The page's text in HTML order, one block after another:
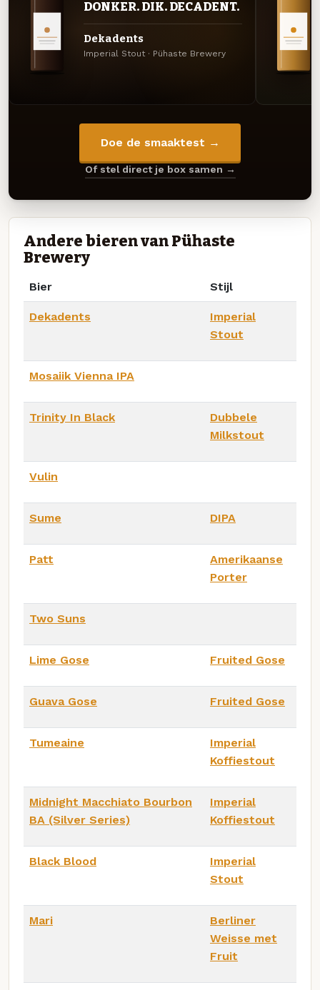
DONKER. DIK. DECADENT.
Dekadents
Imperial Stout · Pühaste Brewery
Doe de smaaktest →
Of stel direct je box samen →
Andere bieren van Pühaste
Brewery
Bier Stijl
Dekadents
Imperial
Stout
Mosaiik Vienna IPA
Trinity In Black
Dubbele
Milkstout
Vulin
Sume DIPA
Patt
Amerikaanse
Porter
Two Suns
Lime Gose Fruited Gose
Guava Gose Fruited Gose
Tumeaine
Imperial
Koffiestout
Midnight Macchiato Bourbon
BA (Silver Series)
Imperial
Koffiestout
Black Blood
Imperial
Stout
Mari
Berliner
Weisse met
Fruit